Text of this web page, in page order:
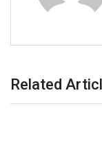
Related